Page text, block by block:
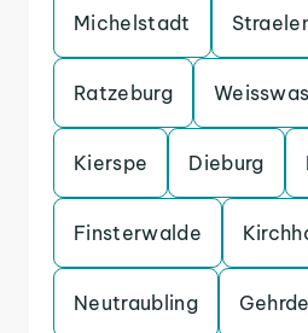
Michelstadt
Ratzeburg
Kierspe Dieburg
Finsterwalde
Neutraubling